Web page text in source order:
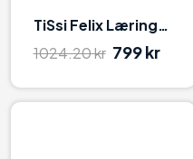
TiSsi Felix Læringstårn
1024.20 kr 799 kr